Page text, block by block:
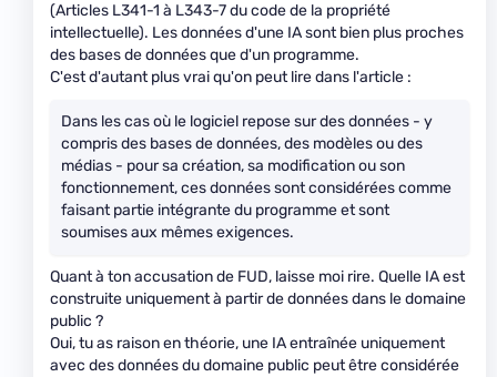
(Articles L341-1 à L343-7 du code de la propriété
intellectuelle). Les données d'une IA sont bien plus proches
des bases de données que d'un programme.
C'est d'autant plus vrai qu'on peut lire dans l'article :
Dans les cas où le logiciel repose sur des données - y
compris des bases de données, des modèles ou des
médias - pour sa création, sa modification ou son
fonctionnement, ces données sont considérées comme
faisant partie intégrante du programme et sont
soumises aux mêmes exigences.
Quant à ton accusation de FUD, laisse moi rire. Quelle IA est
construite uniquement à partir de données dans le domaine
public ?
Oui, tu as raison en théorie, une IA entraînée uniquement
avec des données du domaine public peut être considérée